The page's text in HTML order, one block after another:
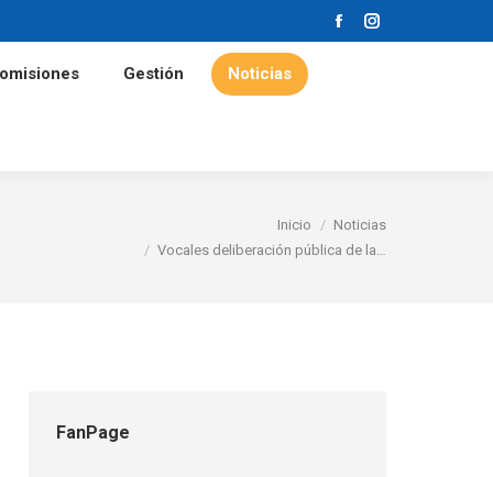
FacebookInstagram
Gestión Noticias
Inicio
Noticias
Vocales deliberación pública de la…
FanPage